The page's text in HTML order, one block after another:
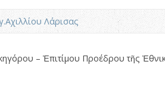
Λάρισας
– Ἐπιτίμου Προέδρου τῆς